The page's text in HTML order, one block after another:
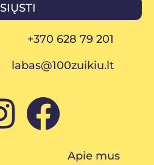
SIŲSTI
+370 628 79 201
labas@100zuikiu.lt
Apie mus